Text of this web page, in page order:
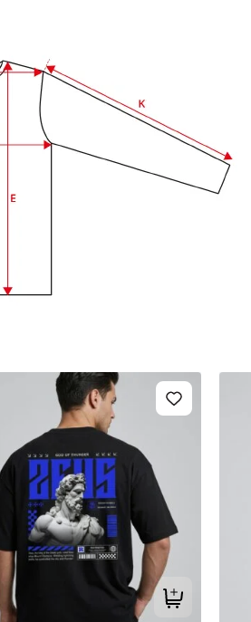
Tilføj til kurv